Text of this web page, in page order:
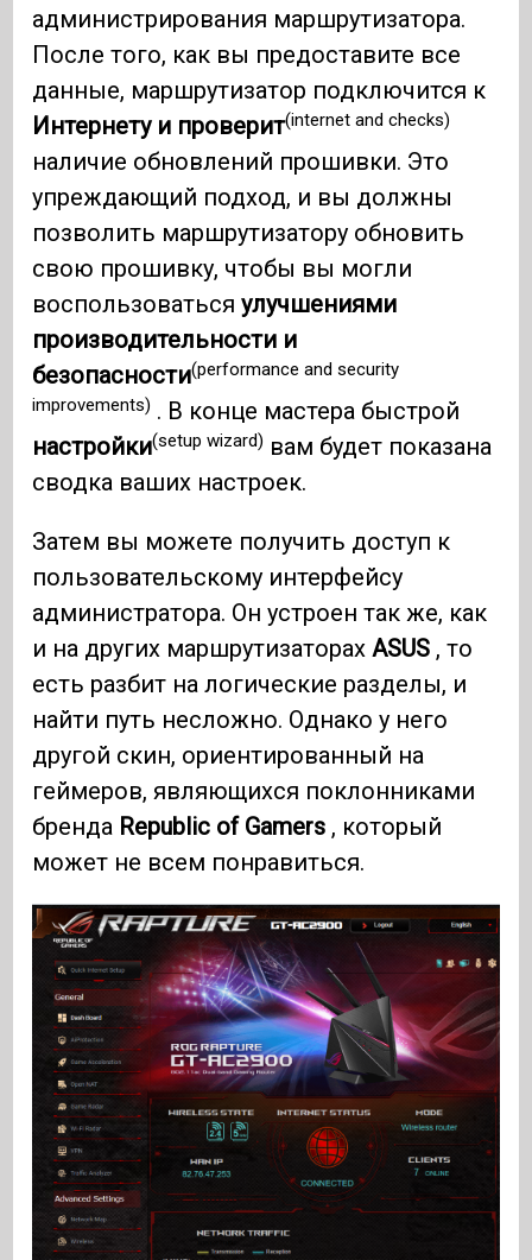
администрирования маршрутизатора.
После того, как вы предоставите все
данные, маршрутизатор подключится к
Интернету и проверит(internet and checks)
наличие обновлений прошивки. Это
упреждающий подход, и вы должны
позволить маршрутизатору обновить
свою прошивку, чтобы вы могли
воспользоватьсяулучшениями
производительности и
безопасности(performance and security
improvements) . В конце мастера быстрой
настройки(setup wizard) вам будет показана
сводка ваших настроек.
Затем вы можете получить доступ к
пользовательскому интерфейсу
администратора. Он устроен так же, как
и на других маршрутизаторахASUS , то
есть разбит на логические разделы, и
найти путь несложно. Однако у него
другой скин, ориентированный на
геймеров, являющихся поклонниками
бренда Republic of Gamers , который
может не всем понравиться.